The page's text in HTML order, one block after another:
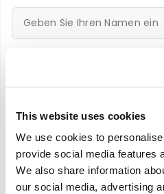
This website uses cookies
We use cookies to
provide social media features
We also share information
our social media, advertising
Telefonnummer*